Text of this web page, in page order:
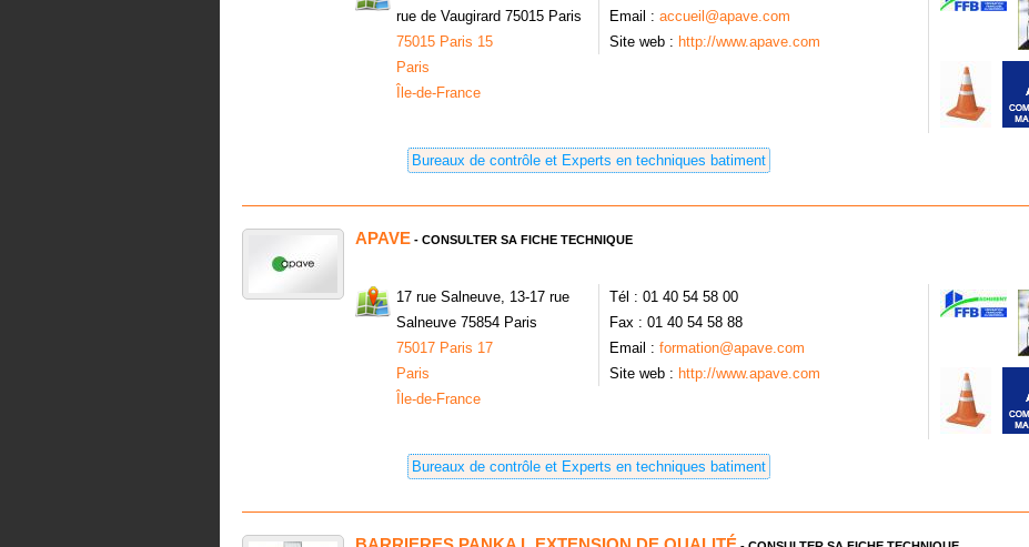
rue de Vaugirard 75015 Paris
75015 Paris 15
Paris
Île-de-France
Email : accueil@apave.com
Site web : http://www.apave.com
Bureaux de contrôle et Experts en techniques batiment
APAVE - CONSULTER SA FICHE TECHNIQUE
17 rue Salneuve, 13-17 rue
Salneuve 75854 Paris
75017 Paris 17
Paris
Île-de-France
Tél : 01 40 54 58 00
Fax : 01 40 54 58 88
Email : formation@apave.com
Site web : http://www.apave.com
Bureaux de contrôle et Experts en techniques batiment